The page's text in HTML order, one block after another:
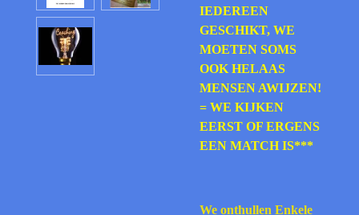
IEDEREEN
GESCHIKT, WE
MOETEN SOMS
OOK HELAAS
MENSEN AWIJZEN!
= WE KIJKEN
EERST OF ERGENS
EEN MATCH IS***
We onthullen Enkele